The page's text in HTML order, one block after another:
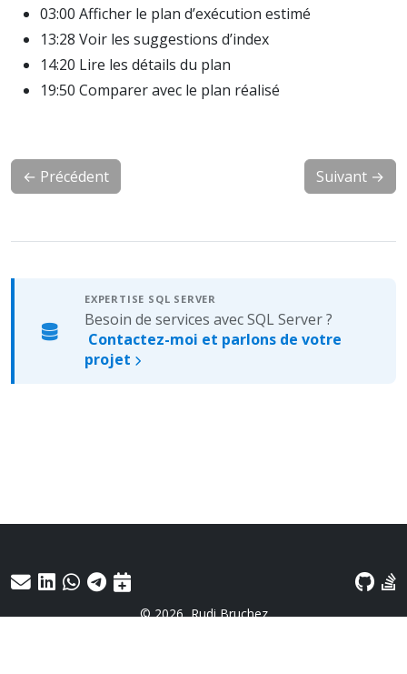
03:00 Afficher le plan d’exécution estimé
13:28 Voir les suggestions d’index
14:20 Lire les détails du plan
19:50 Comparer avec le plan réalisé
← Précédent Suivant →
EXPERTISE SQL SERVER
Besoin de services avec SQL Server ?
Contactez-moi et parlons de votre
projet
© 2026 Rudi Bruchez